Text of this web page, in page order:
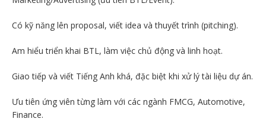
Có kỹ năng lên proposal, viết idea và thuyết trình (pitching).
Am hiểu triển khai BTL, làm việc chủ động và linh hoạt.
Giao tiếp và viết Tiếng Anh khá, đặc biệt khi xử lý tài liệu dự án.
Ưu tiên ứng viên từng làm với các ngành FMCG, Automotive,
Finance.